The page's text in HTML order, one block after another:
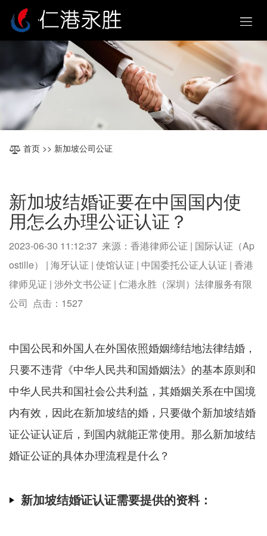
首页 >> 新加坡公司公证
新加坡结婚证要在中国国内使
用怎么办理公证认证？
2023-06-30 11:12:37 来源：香港律师公证 | 国际认证（Ap
ostille） | 海牙认证 | 使馆认证 | 中国委托公证人认证 | 香港
律师见证 | 涉外文书公证 | 仁港永胜（深圳）法律服务有限
公司 点击： 1527
中国公民和外国人在外国依照婚姻缔结地法律结婚，
只要不违背《中华人民共和国婚姻法》的基本原则和
中华人民共和国社会公共利益，其婚姻关系在中国境
内有效，因此在新加坡结的婚，只要做个新加坡结婚
证公证认证后，到国内就能正常使用。那么新加坡结
婚证公证的具体办理流程是什么？
新加坡结婚证认证需要提供的资料：